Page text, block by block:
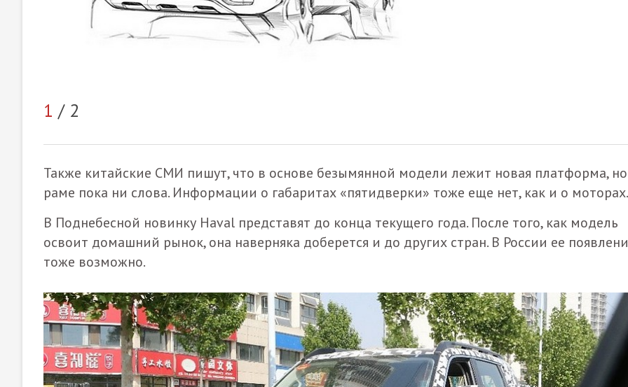
1 / 2
Также китайские СМИ пишут, что в основе безымянной модели лежит новая платформа,
раме пока ни слова. Информации о габаритах «пятидверки» тоже еще нет, как и о моторах.
В Поднебесной новинку Haval представят до конца текущего года. После того, как модель
освоит домашний рынок, она наверняка доберется и до других стран. В России ее
тоже возможно.